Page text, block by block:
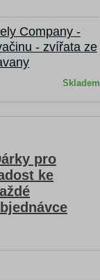
Company -
- zvířata ze
Skladem
pro
ke